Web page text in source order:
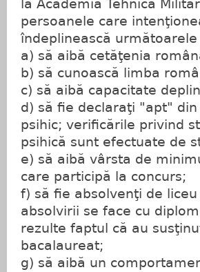
la Academia Tehnică
persoanele care
îndeplinească
a) să aibă cetăţenia
b) să cunoască limba
c) să aibă capacitate
d) să fie declaraţi "apt"
psihic; verificările privind
psihică sunt efectuate de
e) să aibă vârsta de
care participă la concurs;
f) să fie absolvenţi de
absolvirii se face cu
rezulte faptul că au
bacalaureat;
g) să aibă un